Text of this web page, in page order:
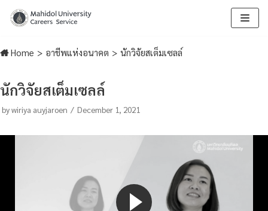
to
Home > อาชีพแห่งอนาคต > นักวิจัยสเต็มเซลล์
นักวิจัยสเต็มเซลล์
bywiriya auyjaroen December 1, 2021